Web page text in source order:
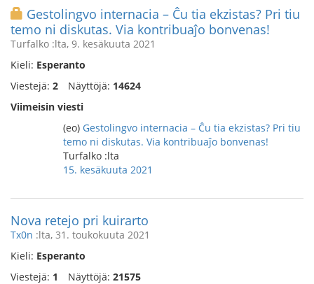
Gestolingvo internacia – Ĉu tia ekzistas? Pri tiu
temo ni diskutas. Via kontribuaĵo bonvenas!
Turfalko :lta, 9. kesäkuuta 2021
Kieli: Esperanto
Viestejä: 2 Näyttöjä: 14624
Viimeisin viesti
(eo) Gestolingvo internacia – Ĉu tia ekzistas? Pri tiu
temo ni diskutas. Via kontribuaĵo bonvenas!
Turfalko :lta
15. kesäkuuta 2021
Nova retejo pri kuirarto
Tx0n :lta, 31. toukokuuta 2021
Kieli: Esperanto
Viestejä: 1 Näyttöjä: 21575